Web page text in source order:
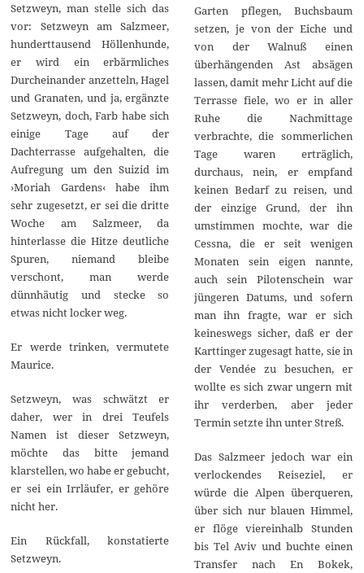
Setzweyn, man stelle sich das
vor: Setzweyn am Salzmeer,
hunderttausend Höllenhunde,
er wird ein erbärmliches
Durcheinander anzetteln, Hagel
und Granaten, und ja, ergänzte
Setzweyn, doch, Farb habe sich
einige Tage auf der
Dachterrasse aufgehalten, die
Aufregung um den Suizid im
›Moriah Gardens‹ habe ihm
sehr zugesetzt, er sei die dritte
Woche am Salzmeer, da
hinterlasse die Hitze deutliche
Spuren, niemand bleibe
verschont, man werde
dünnhäutig und stecke so
etwas nicht locker weg.
Er werde trinken, vermutete
Maurice.
Setzweyn, was schwätzt er
daher, wer in drei Teufels
Namen ist dieser Setzweyn,
möchte das bitte jemand
klarstellen, wo habe er gebucht,
er sei ein Irrläufer, er gehöre
nicht her.
Ein Rückfall, konstatierte
Setzweyn.
Garten pflegen, Buchsbaum
setzen, je von der Eiche und
von der Walnuß einen
überhängenden Ast absägen
lassen, damit mehr Licht auf die
Terrasse fiele, wo er in aller
Ruhe die Nachmittage
verbrachte, die sommerlichen
Tage waren erträglich,
durchaus, nein, er empfand
keinen Bedarf zu reisen, und
der einzige Grund, der ihn
umstimmen mochte, war die
Cessna, die er seit wenigen
Monaten sein eigen nannte,
auch sein Pilotenschein war
jüngeren Datums, und sofern
man ihn fragte, war er sich
keineswegs sicher, daß er der
Karttinger zugesagt hatte, sie in
der Vendée zu besuchen, er
wollte es sich zwar ungern mit
ihr verderben, aber jeder
Termin setzte ihn unter Streß.
Das Salzmeer jedoch war ein
verlockendes Reiseziel, er
würde die Alpen überqueren,
über sich nur blauen Himmel,
er flöge viereinhalb Stunden
bis Tel Aviv und buchte einen
Transfer nach En Bokek,